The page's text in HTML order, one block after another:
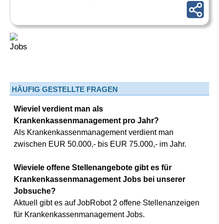
HÄUFIG GESTELLTE FRAGEN
Wieviel verdient man als
Krankenkassenmanagement pro Jahr?
Als Krankenkassenmanagement verdient man
zwischen EUR 50.000,- bis EUR 75.000,- im Jahr.
Wieviele offene Stellenangebote gibt es für
Krankenkassenmanagement Jobs bei unserer
Jobsuche?
Aktuell gibt es auf JobRobot 2 offene Stellenanzeigen
für Krankenkassenmanagement Jobs.